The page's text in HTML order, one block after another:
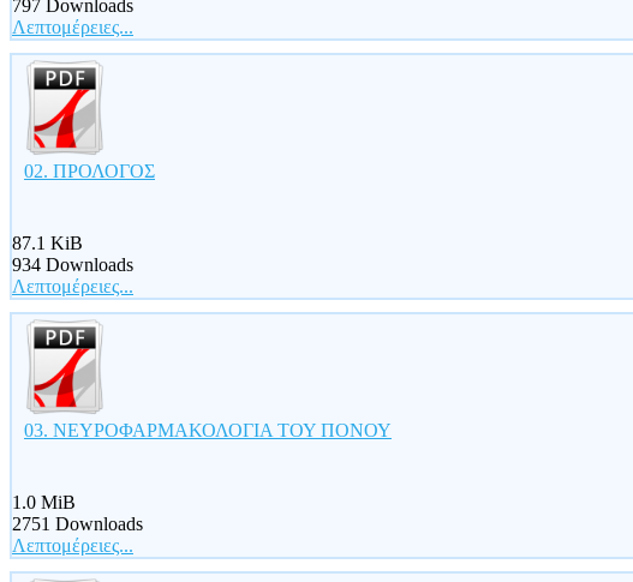
797 Downloads
Λεπτομέρειες...
02. ΠΡΟΛΟΓΟΣ
87.1 KiB
934 Downloads
Λεπτομέρειες...
03. ΝΕΥΡΟΦΑΡΜΑΚΟΛΟΓΙΑ ΤΟΥ ΠΟΝΟΥ
1.0 MiB
2751 Downloads
Λεπτομέρειες...